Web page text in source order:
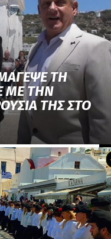
ΤΗ
ΜΕ ΤΗΝ
ΤΗΣ ΣΤΟ